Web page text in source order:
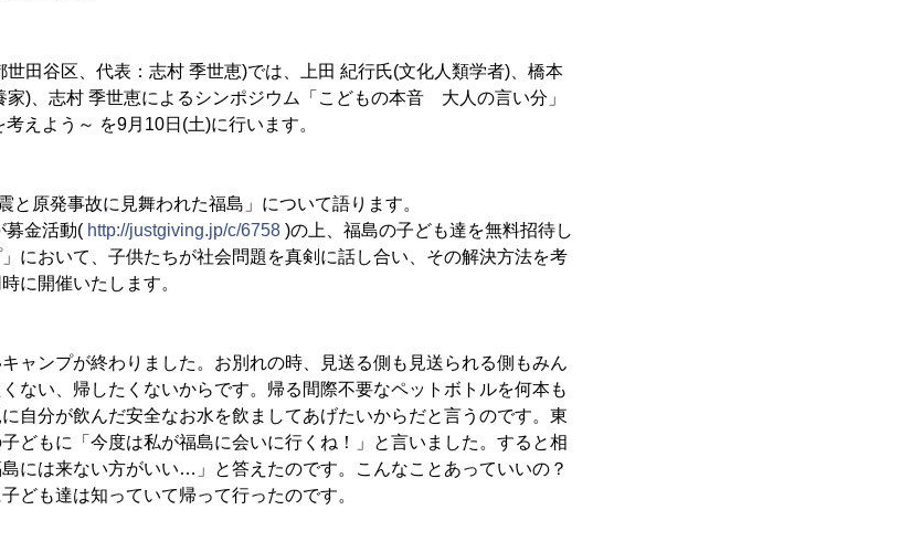
田谷区、代表：志村 季世恵)では、上田 紀行氏(文化人類学者)、橋本
家)、志村 季世恵によるシンポジウム「こどもの本音 大人の言い分」
えよう～ を9月10日(土)に行います。
原発事故に見舞われた福島」について語ります。
金活動( http://justgiving.jp/c/6758 )の上、福島の子ども達を無料招待し
において、子供たちが社会問題を真剣に話し合い、その解決方法を考
に開催いたします。
ャンプが終わりました。お別れの時、見送る側も見送られる側もみん
ない、帰したくないからです。帰る間際不要なペットボトルを何本も
自分が飲んだ安全なお水を飲ましてあげたいからだと言うのです。東
どもに「今度は私が福島に会いに行くね！」と言いました。すると相
には来ない方がいい…」と答えたのです。こんなことあっていいの？
ども達は知っていて帰って行ったのです。